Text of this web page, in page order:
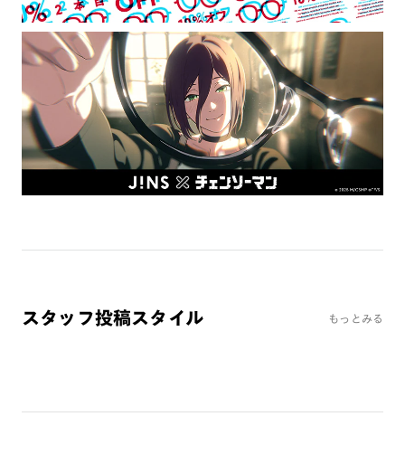
UVダブルカットレンズ
JINS VIOLET+
ミラーレンズ
※オンラインショップで作成可能なレンズはショッピングカート内で表示され
るレンズに限ります。それ以外の対応レンズについてはJINS実店舗でお取り扱
いしております。
※注文時に【度つき】→【レンズ交換券を発行】をお選びのうえ、店頭にてオ
プションレンズ代金をお支払いください。（※一部レンズ交換不可の商品を
※お選び頂くフレームや度数によっては作成できない場合がございます。
※詳しくはレンズガイドをご確認ください。
よくある質問
スタッフ投稿スタイル もっとみる